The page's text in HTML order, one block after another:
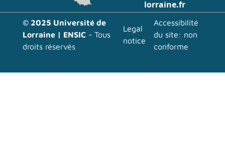
lorraine.fr
© 2025 Université de
Lorraine | ENSIC- Tous
droits réservés
Menu pied page
Legal
notice
Accessibilité
du site: non
conforme